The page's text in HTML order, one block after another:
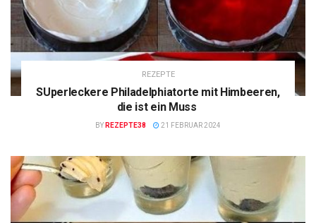
REZEPTE
SUperleckere Philadelphiatorte mit Himbeeren,
die ist ein Muss
BY REZEPTE38 21 FEBRUAR 2024